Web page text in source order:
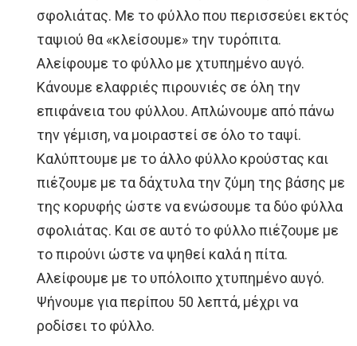
σφολιάτας. Με το φύλλο που περισσεύει εκτός
ταψιού θα «κλείσουμε» την τυρόπιτα.
Αλείφουμε το φύλλο με χτυπημένο αυγό.
Κάνουμε ελαφριές πιρουνιές σε όλη την
επιφάνεια του φύλλου. Απλώνουμε από πάνω
την γέμιση, να μοιραστεί σε όλο το ταψί.
Καλύπτουμε με το άλλο φύλλο κρούστας και
πιέζουμε με τα δάχτυλα την ζύμη της βάσης με
της κορυφής ώστε να ενώσουμε τα δύο φύλλα
σφολιάτας. Και σε αυτό το φύλλο πιέζουμε με
το πιρούνι ώστε να ψηθεί καλά η πίτα.
Αλείφουμε με το υπόλοιπο χτυπημένο αυγό.
Ψήνουμε για περίπου 50 λεπτά, μέχρι να
ροδίσει το φύλλο.